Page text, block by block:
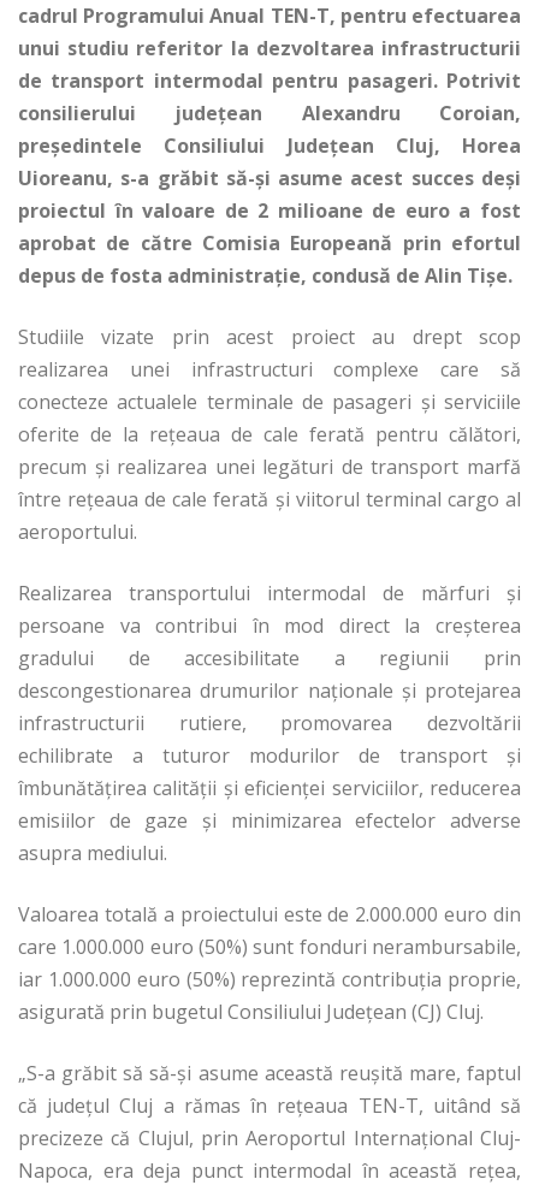
cadrul Programului Anual TEN-T, pentru efectuarea
unui studiu referitor la dezvoltarea infrastructurii
de transport intermodal pentru pasageri. Potrivit
consilierului judeţean Alexandru Coroian,
preşedintele Consiliului Judeţean Cluj, Horea
Uioreanu, s-a grăbit să-şi asume acest succes deşi
proiectul în valoare de 2 milioane de euro a fost
aprobat de către Comisia Europeană prin efortul
depus de fosta administraţie, condusă de Alin Tişe.
Studiile vizate prin acest proiect au drept scop
realizarea unei infrastructuri complexe care să
conecteze actualele terminale de pasageri şi serviciile
oferite de la reţeaua de cale ferată pentru călători,
precum şi realizarea unei legături de transport marfă
între reţeaua de cale ferată şi viitorul terminal cargo al
aeroportului.
Realizarea transportului intermodal de mărfuri şi
persoane va contribui în mod direct la creşterea
gradului de accesibilitate a regiunii prin
descongestionarea drumurilor naţionale şi protejarea
infrastructurii rutiere, promovarea dezvoltării
echilibrate a tuturor modurilor de transport şi
îmbunătăţirea calităţii şi eficienţei serviciilor, reducerea
emisiilor de gaze şi minimizarea efectelor adverse
asupra mediului.
Valoarea totală a proiectului este de 2.000.000 euro din
care 1.000.000 euro (50%) sunt fonduri nerambursabile,
iar 1.000.000 euro (50%) reprezintă contribuţia proprie,
asigurată prin bugetul Consiliului Judeţean (CJ) Cluj.
„S-a grăbit să să-şi asume această reuşită mare, faptul
că judeţul Cluj a rămas în reţeaua TEN-T, uitând să
precizeze că Clujul, prin Aeroportul Internaţional Cluj-
Napoca, era deja punct intermodal în această reţea,